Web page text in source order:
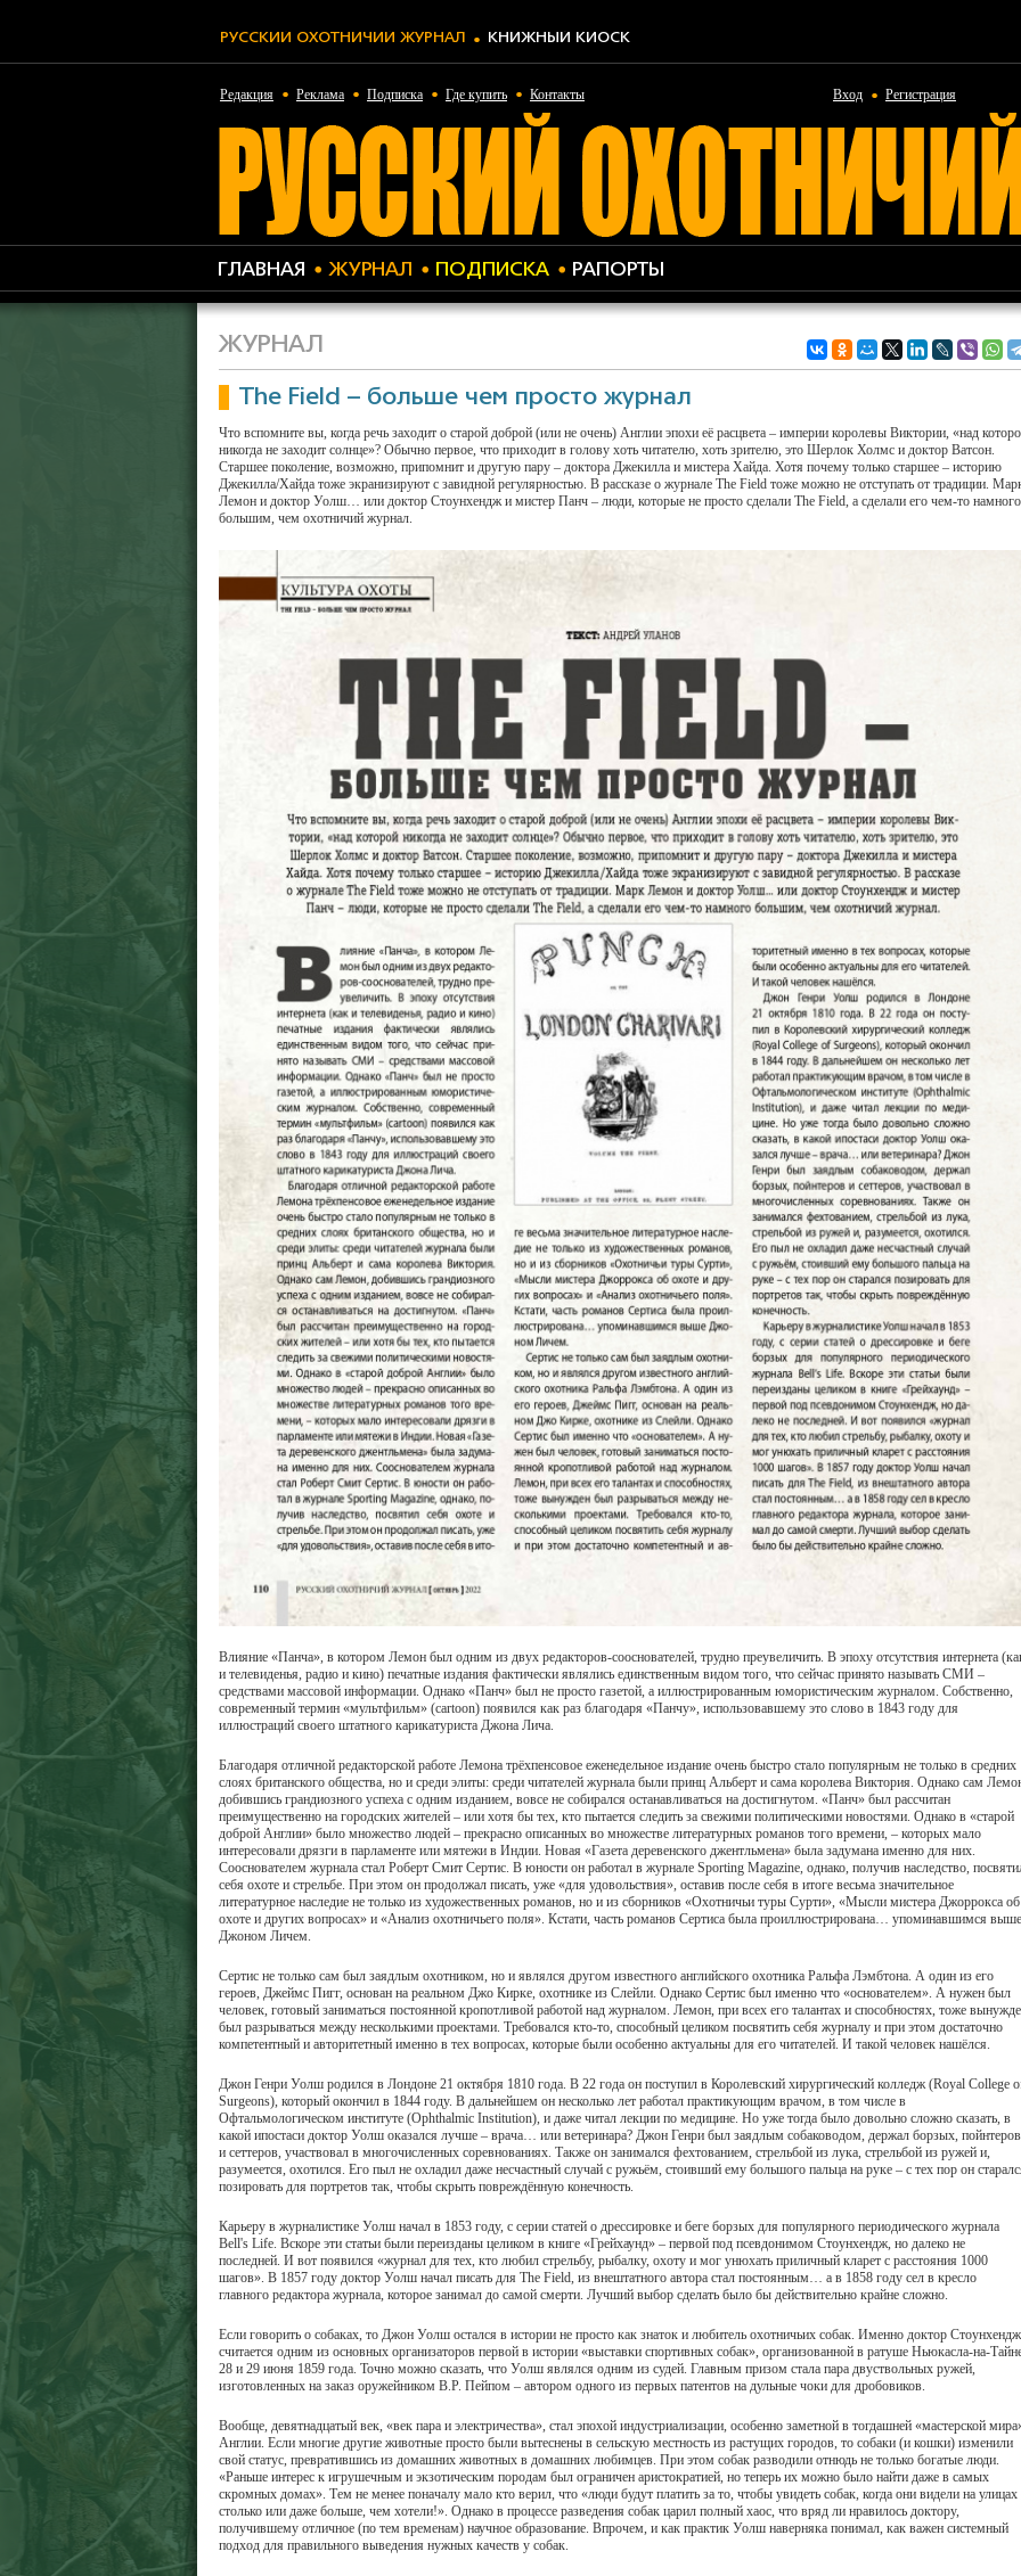
РУССКИЙ ОХОТНИЧИЙ ЖУРНАЛ КНИЖНЫЙ КИОСК
Вход Регистрация
Редакция Реклама Подписка Где купить Контакты
ГЛАВНАЯ ЖУРНАЛ ПОДПИСКА РАПОРТЫ
ЖУРНАЛ
The Field – больше чем просто журнал
Что вспомните вы, когда речь заходит о старой доброй (или не очень) Англии эпохи её расцвета – империи королевы Виктории, «над
никогда не заходит солнце»? Обычно первое, что приходит в голову хоть читателю, хоть зрителю, это Шерлок Холмс и доктор Ватсон.
Старшее поколение, возможно, припомнит и другую пару – доктора Джекилла и мистера Хайда. Хотя почему только старшее – историю
Джекилла/Хайда тоже экранизируют с завидной регулярностью. В рассказе о журнале The Field тоже можно не отступать от традиции.
Лемон и доктор Уолш… или доктор Стоунхендж и мистер Панч – люди, которые не просто сделали The Field, а сделали его чем-то намного
большим, чем охотничий журнал.
Влияние «Панча», в котором Лемон был одним из двух редакторов-сооснователей, трудно преувеличить. В эпоху отсутствия интернета
и телевиденья, радио и кино) печатные издания фактически являлись единственным видом того, что сейчас принято называть СМИ –
средствами массовой информации. Однако «Панч» был не просто газетой, а иллюстрированным юмористическим журналом. Собственно,
современный термин «мультфильм» (cartoon) появился как раз благодаря «Панчу», использовавшему это слово в 1843 году для
иллюстраций своего штатного карикатуриста Джона Лича.
Благодаря отличной редакторской работе Лемона трёхпенсовое еженедельное издание очень быстро стало популярным не только в средних
слоях британского общества, но и среди элиты: среди читателей журнала были принц Альберт и сама королева Виктория. Однако сам
добившись грандиозного успеха с одним изданием, вовсе не собирался останавливаться на достигнутом. «Панч» был рассчитан
преимущественно на городских жителей – или хотя бы тех, кто пытается следить за свежими политическими новостями. Однако в «старой
доброй Англии» было множество людей – прекрасно описанных во множестве литературных романов того времени, – которых мало
интересовали дрязги в парламенте или мятежи в Индии. Новая «Газета деревенского джентльмена» была задумана именно для них.
Сооснователем журнала стал Роберт Смит Сертис. В юности он работал в журнале Sporting Magazine, однако, получив наследство,
себя охоте и стрельбе. При этом он продолжал писать, уже «для удовольствия», оставив после себя в итоге весьма значительное
литературное наследие не только из художественных романов, но и из сборников «Охотничьи туры Сурти», «Мысли мистера Джоррокса об
охоте и других вопросах» и «Анализ охотничьего поля». Кстати, часть романов Сертиса была проиллюстрирована… упоминавшимся выше
Джоном Личем.
Сертис не только сам был заядлым охотником, но и являлся другом известного английского охотника Ральфа Лэмбтона. А один из его
героев, Джеймс Пигг, основан на реальном Джо Кирке, охотнике из Слейли. Однако Сертис был именно что «основателем». А нужен был
человек, готовый заниматься постоянной кропотливой работой над журналом. Лемон, при всех его талантах и способностях, тоже
был разрываться между несколькими проектами. Требовался кто-то, способный целиком посвятить себя журналу и при этом достаточно
компетентный и авторитетный именно в тех вопросах, которые были особенно актуальны для его читателей. И такой человек нашёлся.
Джон Генри Уолш родился в Лондоне 21 октября 1810 года. В 22 года он поступил в Королевский хирургический колледж (Royal College
Surgeons), который окончил в 1844 году. В дальнейшем он несколько лет работал практикующим врачом, в том числе в
Офтальмологическом институте (Ophthalmic Institution), и даже читал лекции по медицине. Но уже тогда было довольно сложно сказать, в
какой ипостаси доктор Уолш оказался лучше – врача… или ветеринара? Джон Генри был заядлым собаководом, держал борзых, пойнтеров
и сеттеров, участвовал в многочисленных соревнованиях. Также он занимался фехтованием, стрельбой из лука, стрельбой из ружей и,
разумеется, охотился. Его пыл не охладил даже несчастный случай с ружьём, стоивший ему большого пальца на руке – с тех пор он
позировать для портретов так, чтобы скрыть повреждённую конечность.
Карьеру в журналистике Уолш начал в 1853 году, с серии статей о дрессировке и беге борзых для популярного периодического журнала
Bell's Life. Вскоре эти статьи были переизданы целиком в книге «Грейхаунд» – первой под псевдонимом Стоунхендж, но далеко не
последней. И вот появился «журнал для тех, кто любил стрельбу, рыбалку, охоту и мог унюхать приличный кларет с расстояния 1000
шагов». В 1857 году доктор Уолш начал писать для The Field, из внештатного автора стал постоянным… а в 1858 году сел в кресло
главного редактора журнала, которое занимал до самой смерти. Лучший выбор сделать было бы действительно крайне сложно.
Если говорить о собаках, то Джон Уолш остался в истории не просто как знаток и любитель охотничьих собак. Именно доктор Стоунхендж
считается одним из основных организаторов первой в истории «выставки спортивных собак», организованной в ратуше Ньюкасла-на-
28 и 29 июня 1859 года. Точно можно сказать, что Уолш являлся одним из судей. Главным призом стала пара двуствольных ружей,
изготовленных на заказ оружейником В.Р. Пейпом – автором одного из первых патентов на дульные чоки для дробовиков.
Вообще, девятнадцатый век, «век пара и электричества», стал эпохой индустриализации, особенно заметной в тогдашней «мастерской
Англии. Если многие другие животные просто были вытеснены в сельскую местность из растущих городов, то собаки (и кошки) изменили
свой статус, превратившись из домашних животных в домашних любимцев. При этом собак разводили отнюдь не только богатые люди.
«Раньше интерес к игрушечным и экзотическим породам был ограничен аристократией, но теперь их можно было найти даже в самых
скромных домах». Тем не менее поначалу мало кто верил, что «люди будут платить за то, чтобы увидеть собак, когда они видели на улицах
столько или даже больше, чем хотели!». Однако в процессе разведения собак царил полный хаос, что вряд ли нравилось доктору,
получившему отличное (по тем временам) научное образование. Впрочем, и как практик Уолш наверняка понимал, как важен системный
подход для правильного выведения нужных качеств у собак.